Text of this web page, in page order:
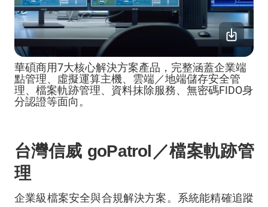
華碩商用7大核心解決方案產品，完整涵蓋企業端
點管理、虛擬運算主機、雲端／地端儲存安全管
理、檔案軌跡管理、資料抹除服務、無密碼FIDO身
分認證等面向。
台灣信威 goPatrol ／檔案軌跡管
理
企業級檔案安全與合規解決方案。系統能精確追蹤